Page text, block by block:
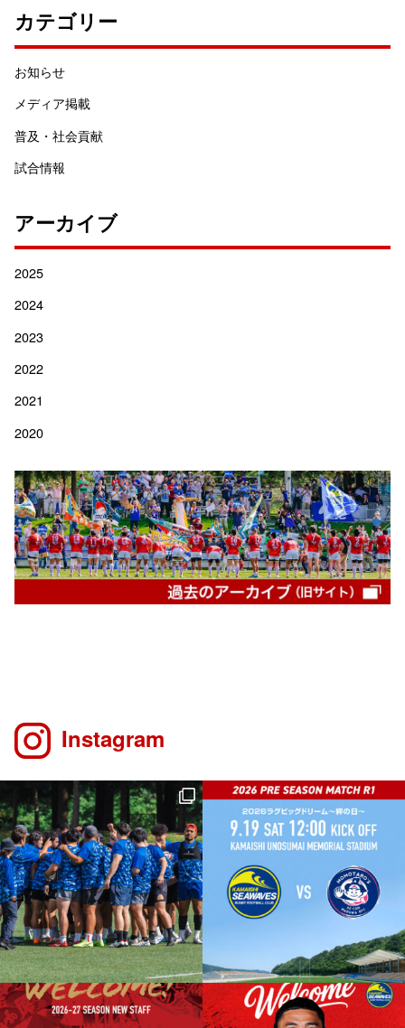
カテゴリー
お知らせ
メディア掲載
普及・社会貢献
試合情報
アーカイブ
2025
2024
2023
2022
2021
2020
Instagram